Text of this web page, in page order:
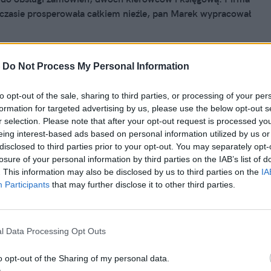
Do Not Process My Personal Information
opt-out of the sale, sharing to third parties, or processing of your
for targeted advertising by us, please use the below opt-out
selection. Please note that after your opt-out request is processed
interest-based ads based on personal information utilized by us
to third parties prior to your opt-out. You may separately
of your personal information by third parties on the IAB’s list of
This information may also be disclosed by us to third parties on the
Participants that may further disclose it to other third parties.
Data Processing Opt Outs
opt-out of the Sharing of my personal data.
prosperowała całkiem nieźle, pan Marek wypracował
na elegancki murek. Sąsiad pana Marka, pan
czarę goryczy. Więc pan Zbyszek postanowił
13:32
wolności i pogromca długu
ubezpieczeń emerytalnych zgadzam się z Donaldem
kwestiach. Po pierwsze, obecny system ubezpieczeń
wymaga głębokiej zmiany. Po drugie, Polakom powinna
na przyszłą emeryturę. Nie rozumiem tylko, dlaczego
nas przez zbiurokratyzowany ZUS Premier Tusk
2013, 11:32